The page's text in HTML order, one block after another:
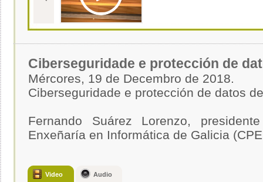
Ciberseguridade e protección de
Mércores, 19 de Decembro de 2018.
Ciberseguridade e protección de datos
Fernando Suárez Lorenzo,
Enxeñaría en Informática de Galicia
Video Audio